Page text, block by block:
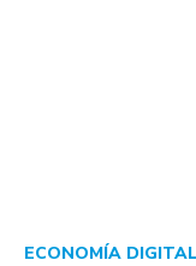
ECONOMÍA